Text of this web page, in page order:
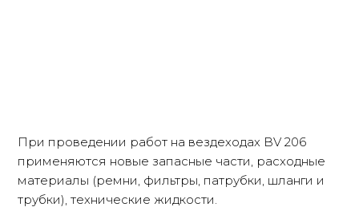
При проведении работ на вездеходах BV 206
применяются новые запасные части, расходные
материалы (ремни, фильтры, патрубки, шланги и
трубки), технические жидкости.